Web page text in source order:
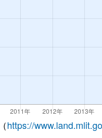
https://